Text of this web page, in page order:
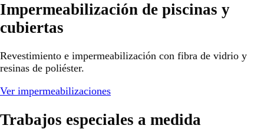
Impermeabilización de piscinas y
cubiertas
Revestimiento e impermeabilización con fibra de vidrio y
resinas de poliéster.
Ver impermeabilizaciones
Trabajos especiales a medida